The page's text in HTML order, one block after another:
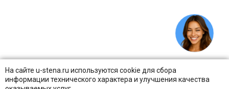
На сайте u-stena.ru используются cookie для сбора
информации технического характера и улучшения качества